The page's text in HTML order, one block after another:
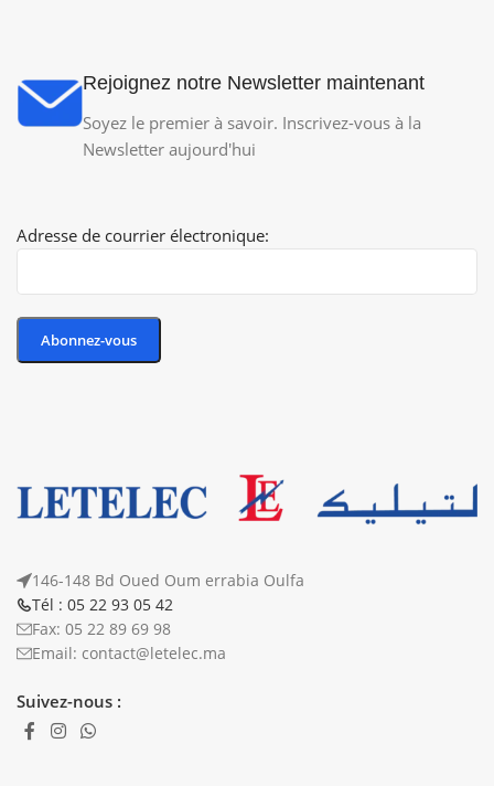
Rejoignez notre Newsletter maintenant
Soyez le premier à savoir. Inscrivez-vous à la
Newsletter aujourd'hui
Adresse de courrier électronique:
146-148 Bd Oued Oum errabia Oulfa
Tél : 05 22 93 05 42
Fax: 05 22 89 69 98
Email: contact@letelec.ma
Suivez-nous :